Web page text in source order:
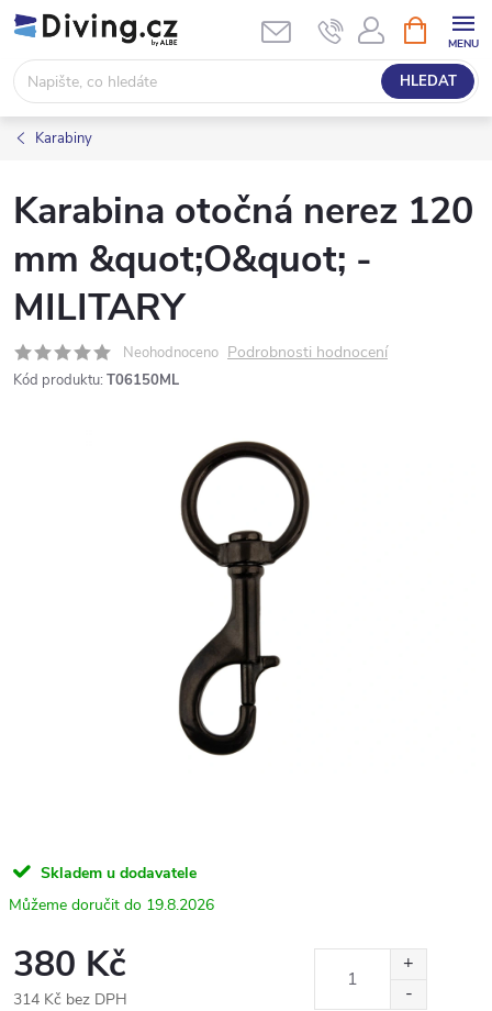
Přejít
na
obsah
HLEDAT
NÁKUPNÍ
KOŠÍK
Karabiny
Karabina otočná nerez 120
mm &quot;O&quot; -
MILITARY
Neohodnoceno Podrobnosti hodnocení
Kód produktu: T06150ML
Skladem u dodavatele
19.8.2026
380 Kč
314 Kč bez DPH